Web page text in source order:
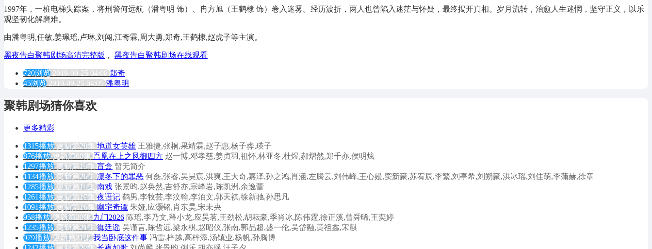
1997年，一桩电梯失踪案，将刑警何远航（潘粤明 饰）、冉方旭（王鹤棣 饰）卷入迷雾。经历波折，两人也曾陷入迷茫与怀疑，最终揭开真相。岁月流转，治愈人生迷惘，坚守正义，以乐
观坚韧化解磨难。
由潘粤明,任敏,姜珮瑶,卢琳,刘闯,江奇霖,周大勇,郑奇,王鹤棣,赵虎子等主演。
黑夜告白聚韩剧场高清完整版 ， 黑夜告白聚韩剧场在线观看
720浏览 2019-09-25 04:08 郑奇
45浏览 2019-09-25 04:05 潘粤明
聚韩剧场猜你喜欢
更多精彩
1315播放 更新第28集 地道女英雄 王雅捷,张桐,果靖霖,赵子惠,杨子骅,瑛子
876播放 更新第08集 吾凰在上之凤御四方 赵一博,邓孝慈,姜贞羽,祖怀,林亚冬,杜煜,郝熠然,郑千亦,侯明炫
1297播放 更新第13集 盲盒 暂无简介
1134播放 更新第26集 凛冬下的罪恶 何磊,张睿,吴昊宸,洪爽,王大奇,嘉泽,孙之鸿,肖涵,左腾云,刘伟峰,王心嫚,窦新豪,苏宥辰,李繁,刘亭希,刘朔豪,洪冰瑶,刘佳萌,李蒲赫,徐章
1285播放 更新第14集 南戏 张景昀,赵奂然,吉舒亦,宗峰岩,陈凯洲,余逸蕾
1261播放 更新第17集 夜语记 鹤男,李牧芸,李汶翰,李泊文,郭天祺,徐新驰,孙思凡
1091播放 更新第16集 幽宅奇谭 朱娅,应灏铭,肖东昊,宋未央
958播放 更新第20集 九门2026 陈瑶,李乃文,释小龙,应昊茗,王劲松,胡耘豪,季肖冰,陈伟霆,徐正溪,曾舜晞,王奕婷
1235播放 更新第21集 御廷谣 吴谨言,陈哲远,梁永棋,赵昭仪,张南,郭品超,盛一伦,吴岱融,黄祖鑫,宋麒
979播放 更新第21集 我当卧底这件事 冯雷,梓越,高梓添,汤镇业,杨帆,孙腾博